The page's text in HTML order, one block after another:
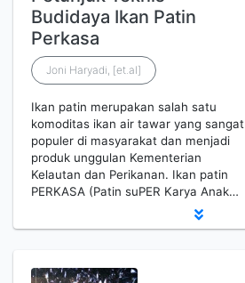
Budidaya Ikan Patin
Perkasa
Joni Haryadi, [et.al]
Ikan patin merupakan salah satu
komoditas ikan air tawar yang sangat
populer di masyarakat dan menjadi
produk unggulan Kementerian
Kelautan dan Perikanan. Ikan patin
PERKASA (Patin suPER Karya Anak…